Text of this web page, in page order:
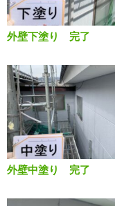
外壁下塗り 完了
外壁中塗り 完了